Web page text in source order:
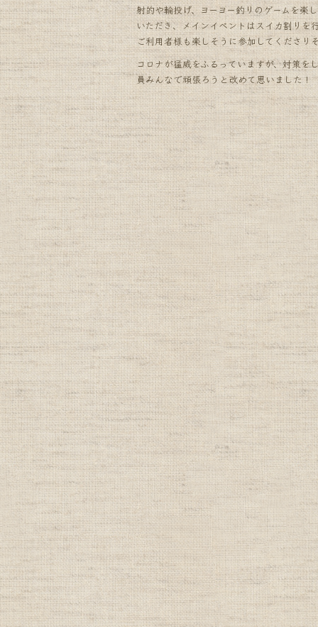
射的や輪投げ、ヨーヨー釣りのゲームを楽
いただき、メインイベントはスイカ割りを
ご利用者様も楽しそうに参加してくださり
コロナが猛威をふるっていますが、対策を
員みんなで頑張ろうと改めて思いました！